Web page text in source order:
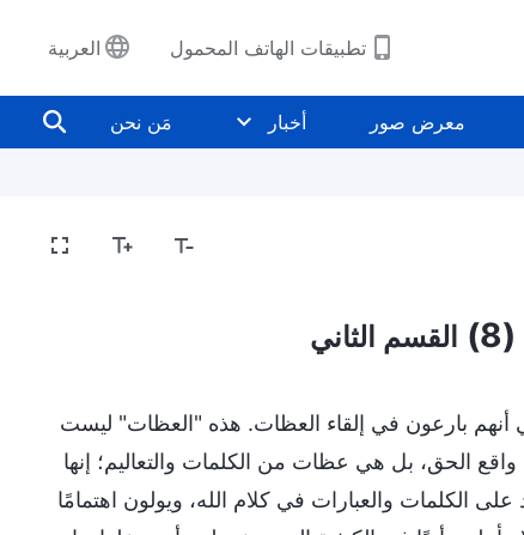
تطبيقات الهاتف المحمول العربية
معرض صور أخبار مَن نحن
القسم الثاني
أنهم بارعون في إلقاء العظات. هذه "العظات" ليست
الحق، بل هي عظات من الكلمات والتعاليم؛ إنها
الكلمات والعبارات في كلام الله، ويولون اهتمامًا